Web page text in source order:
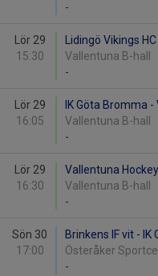
-
Lör 29
15:30
Lidingö Vikings
Vallentuna B-hall
-
Lör 29
16:05
IK Göta Bromma
Vallentuna B-hall
-
Lör 29
16:30
Vallentuna
Vallentuna B-hall
-
Sön 30
17:00
Brinkens IF vit -
Österåker
-